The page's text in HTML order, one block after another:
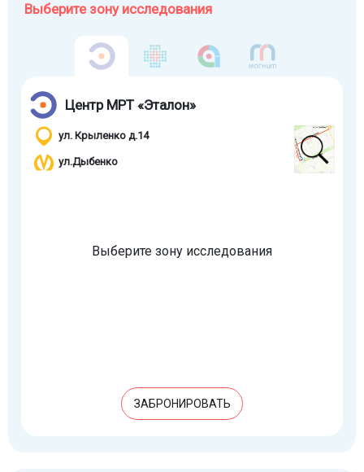
Выберите зону исследования
Центр МРТ «Эталон»
ул. Крыленко д.14
ул.Дыбенко
Выберите зону исследования
ЗАБРОНИРОВАТЬ